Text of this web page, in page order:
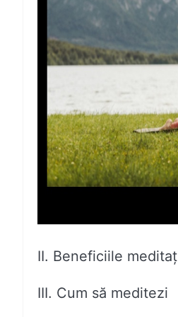
II. Beneficiile
III. Cum să meditezi